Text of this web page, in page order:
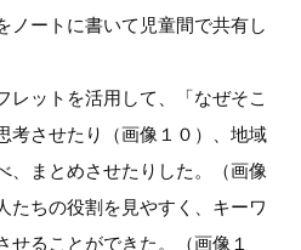
ノートに書いて児童間で共有し
レットを活用して、「なぜそこ
考させたり（画像１０）、地域
、まとめさせたりした。（画像
たちの役割を見やすく、キーワ
せることができた。（画像１